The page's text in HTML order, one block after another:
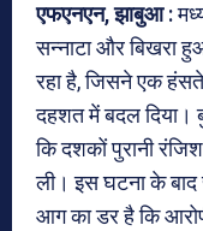
एफएनएन, झाबुआ :
सन्नाटा और बिखरा
रहा है, जिसने एक
दहशत में बदल दिया।
कि दशकों पुरानी
ली। इस घटना के
आग का डर है कि